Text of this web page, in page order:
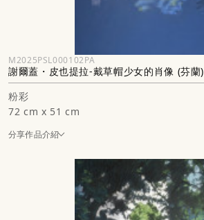
M2025PSL000102PA
謝爾蓋・皮也提拉-戴草帽少女的肖像 (芬蘭)
粉彩
72 cm x 51 cm
分享作品介紹